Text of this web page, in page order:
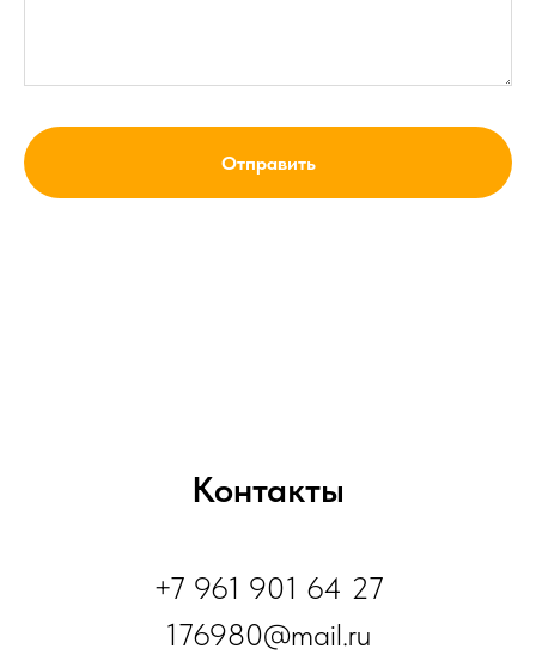
Отправить
Контакты
+7 961 901 64 27
176980@mail.ru